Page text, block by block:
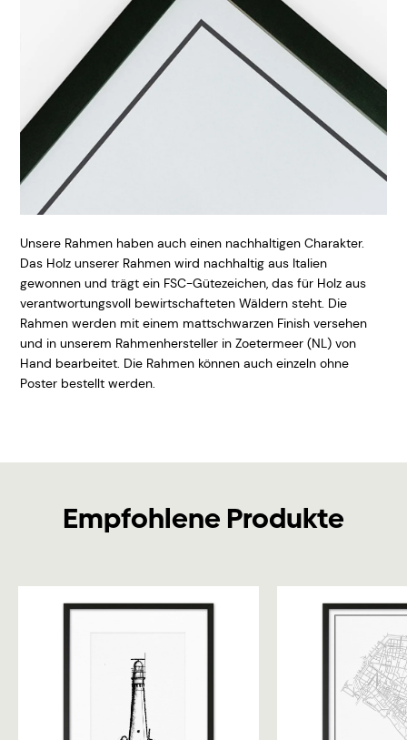
Unsere Rahmen haben auch einen nachhaltigen Charakter.
Das Holz unserer Rahmen wird nachhaltig aus Italien
gewonnen und trägt ein FSC-Gütezeichen, das für Holz aus
verantwortungsvoll bewirtschafteten Wäldern steht. Die
Rahmen werden mit einem mattschwarzen Finish versehen
und in unserem Rahmenhersteller in Zoetermeer (NL) von
Hand bearbeitet. Die Rahmen können auch einzeln ohne
Poster bestellt werden.
Empfohlene Produkte